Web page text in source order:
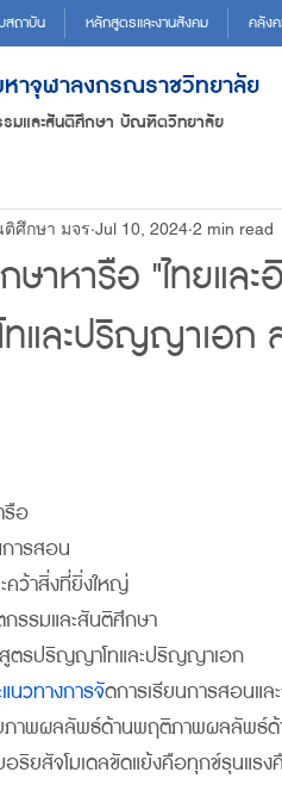
สถาบัน หลักสูตรและงานสังคม คลัง
าจุฬาลงกรณราชวิทยาลัย
มและสันติศึกษา บัณฑิตวิทยาลัย
ษาหารือ "ไทยแล
ละปริญญาเอก
ศึกษา มจร Jul 10, 2024 2 min read
รือ
การสอน
จะคว้าสิ่งที่ยิ่งใหญ่
รรมและสันติศึกษา
ตรปริญญาโทและปริญญาเอก
นวทางการจดการเรียนการสอนแ
ภาพผลลัพธ์ด้านพฤติภาพผลลัพ
ริยสัจโมเดลขัดแย้งคือทุกข์รุนแ